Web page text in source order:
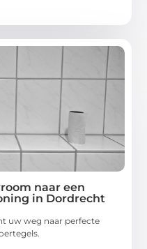
naar een
in Dordrecht
uw weg naar perfecte